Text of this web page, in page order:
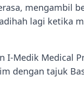
mengambil
lagi ketika
Medik Medical
dengan tajuk